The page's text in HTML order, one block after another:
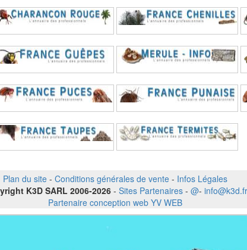
Plan du site - Conditions générales de vente - Infos Légales
K3D SARL 2006-2026 - Sites Partenaires- @- info@k3d.fr
Partenaire conception web YV WEB